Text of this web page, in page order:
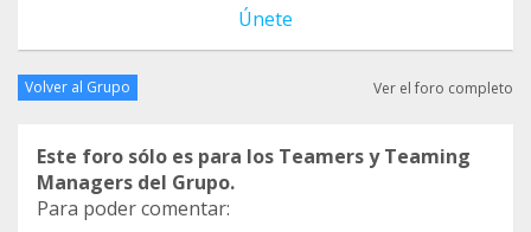
Únete
Volver al Grupo Ver el foro completo
Este foro sólo es para los Teamers y Teaming
Managers del Grupo.
Para poder comentar: